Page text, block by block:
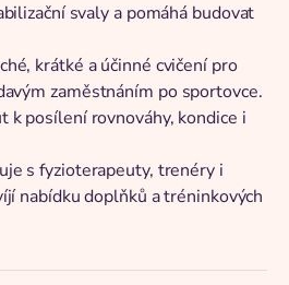
svaly a pomáhá budovat
krátké a účinné cvičení pro
zaměstnáním po sportovce.
k posílení rovnováhy, kondice i
s fyzioterapeuty, trenéry i
nabídku doplňků a tréninkových